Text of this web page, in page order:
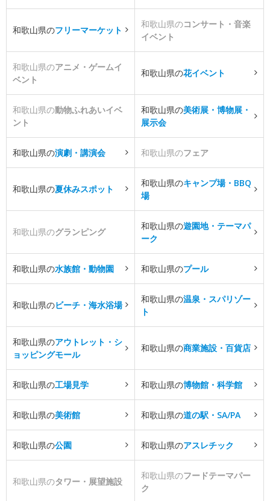
和歌山県のフリーマーケット
和歌山県のコンサート・音楽
イベント
和歌山県のアニメ・ゲームイ
ベント
和歌山県の花イベント
和歌山県の動物ふれあいイベ
ント
和歌山県の美術展・博物展・
展示会
和歌山県の演劇・講演会 和歌山県のフェア
和歌山県の夏休みスポット
和歌山県のキャンプ場・BBQ
場
和歌山県のグランピング
和歌山県の遊園地・テーマパ
ーク
和歌山県の水族館・動物園 和歌山県のプール
和歌山県のビーチ・海水浴場
和歌山県の温泉・スパリゾー
ト
和歌山県のアウトレット・シ
ョッピングモール
和歌山県の商業施設・百貨店
和歌山県の工場見学 和歌山県の博物館・科学館
和歌山県の美術館 和歌山県の道の駅・SA/PA
和歌山県の公園 和歌山県のアスレチック
和歌山県のタワー・展望施設
和歌山県のフードテーマパー
ク